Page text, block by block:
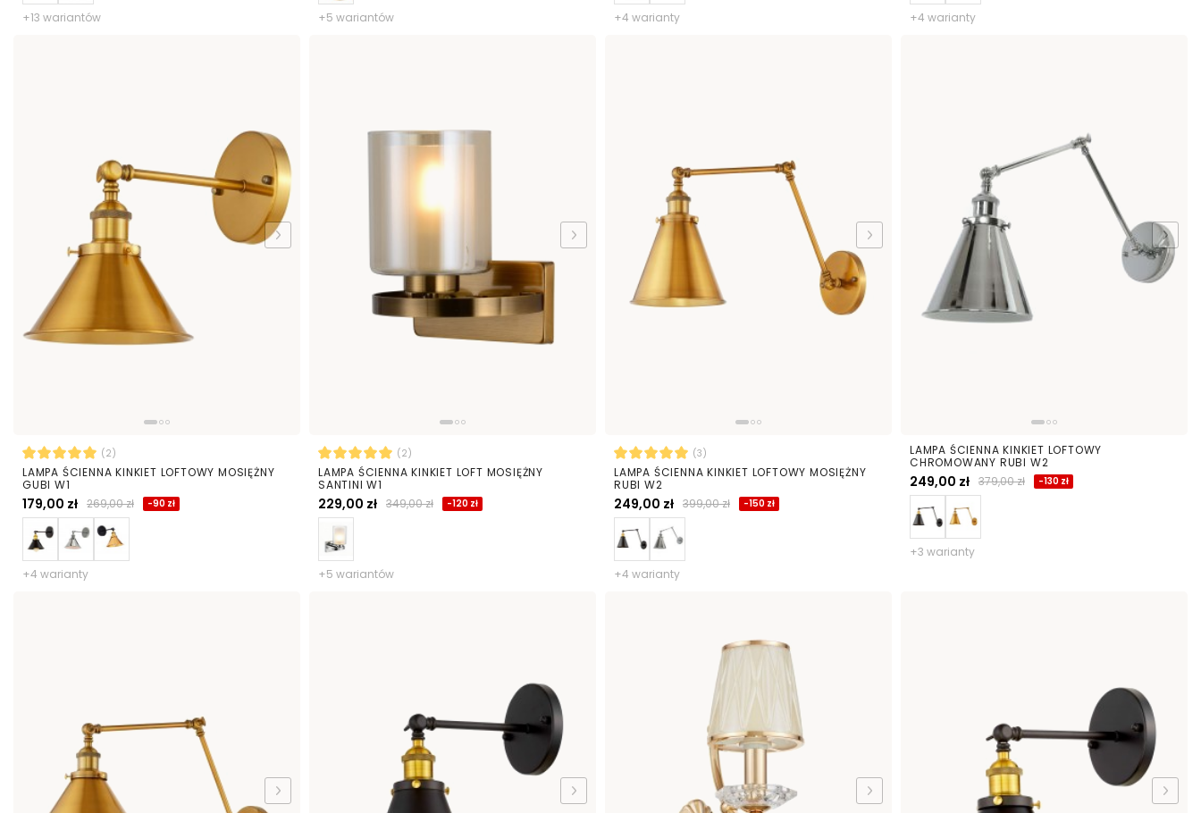
+13 wariantów +5 wariantów +4 warianty +4 warianty
(2)
LAMPA ŚCIENNA KINKIET LOFTOWY MOSIĘŻNY
GUBI W1
179,00 zł 269,00 zł -90 zł
+4 warianty
(2)
LAMPA ŚCIENNA KINKIET LOFT MOSIĘŻNY
SANTINI W1
229,00 zł 349,00 zł -120 zł
+5 wariantów
(3)
LAMPA ŚCIENNA KINKIET LOFTOWY MOSIĘŻNY
RUBI W2
249,00 zł 399,00 zł -150 zł
+4 warianty
LAMPA ŚCIENNA KINKIET LOFTOWY
CHROMOWANY RUBI W2
249,00 zł 379,00 zł -130 zł
+3 warianty